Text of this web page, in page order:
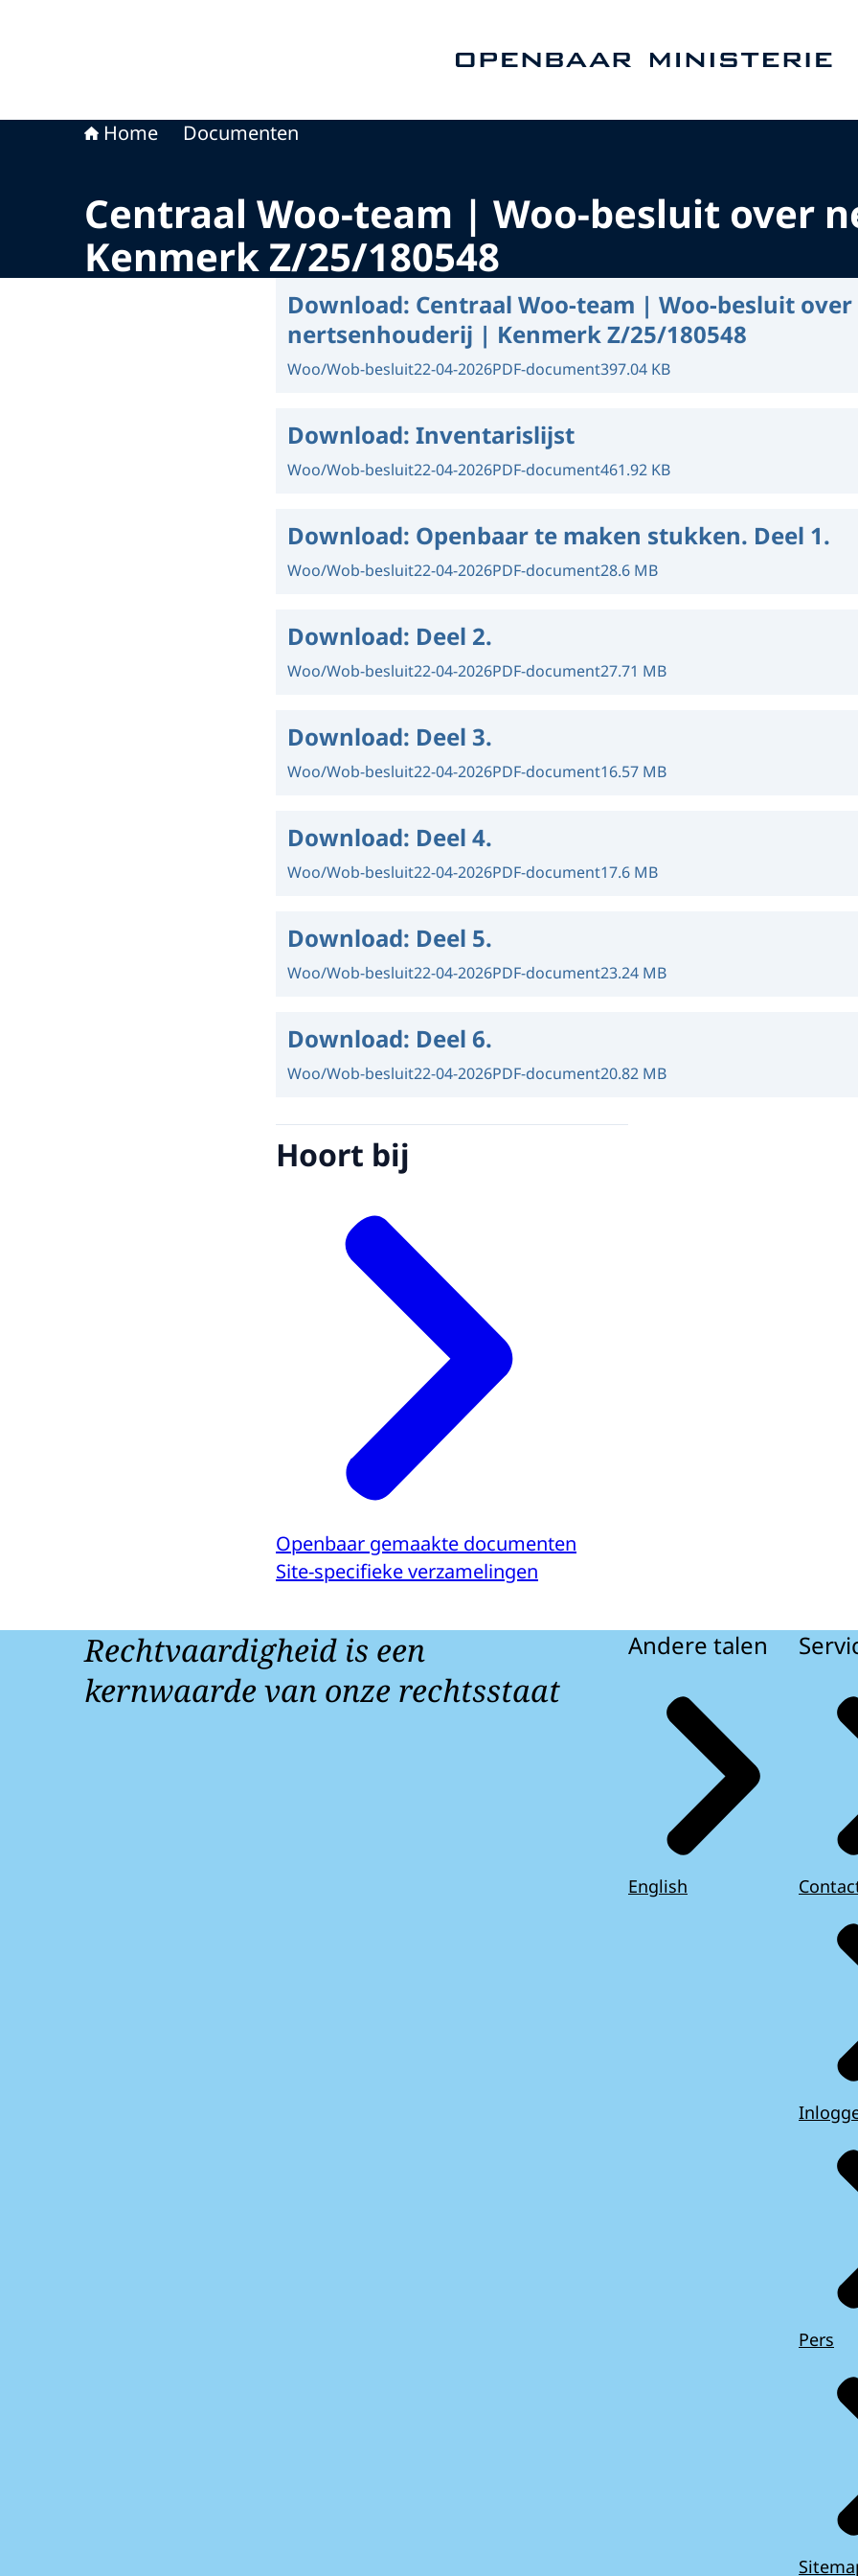
Home Documenten
Centraal Woo-team | Woo-besluit over
Kenmerk Z/25/180548
Download: Centraal Woo-team | Woo-besluit over
nertsenhouderij | Kenmerk Z/25/180548
Woo/Wob-besluit22-04-2026PDF-document397.04 KB
Download: Inventarislijst
Woo/Wob-besluit22-04-2026PDF-document461.92 KB
Download: Openbaar te maken stukken. Deel 1.
Woo/Wob-besluit22-04-2026PDF-document28.6 MB
Download: Deel 2.
Woo/Wob-besluit22-04-2026PDF-document27.71 MB
Download: Deel 3.
Woo/Wob-besluit22-04-2026PDF-document16.57 MB
Download: Deel 4.
Woo/Wob-besluit22-04-2026PDF-document17.6 MB
Download: Deel 5.
Woo/Wob-besluit22-04-2026PDF-document23.24 MB
Download: Deel 6.
Woo/Wob-besluit22-04-2026PDF-document20.82 MB
Hoort bij
Openbaar gemaakte documenten
Site-specifieke verzamelingen
Rechtvaardigheid is een
kernwaarde van onze rechtsstaat
Andere talen
English
Pers